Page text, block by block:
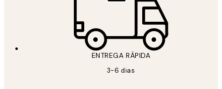
ENTREGA RÁPIDA
3-6 dias